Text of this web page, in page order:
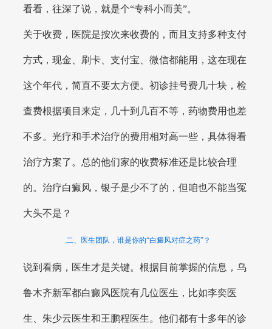
看看，往深了说，就是个“专科小而美”。
关于收费，医院是按次来收费的，而且支持多种支付
方式，现金、刷卡、支付宝、微信都能用，这在现在
这个年代，简直不要太方便。初诊挂号费几十块，检
查费根据项目来定，几十到几百不等，药物费用也差
不多。光疗和手术治疗的费用相对高一些，具体得看
治疗方案了。总的他们家的收费标准还是比较合理
的。治疗白癜风，银子是少不了的，但咱也不能当冤
大头不是？
二、医生团队，谁是你的“白癜风对症之药”？
说到看病，医生才是关键。根据目前掌握的信息，乌
鲁木齐新军都白癜风医院有几位医生，比如李奕医
生、朱少云医生和王鹏程医生。他们都有十多年的诊